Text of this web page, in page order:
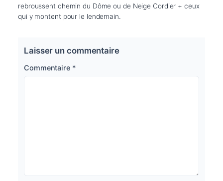
rebroussent chemin du Dôme ou de Neige Cordier + ceux
qui y montent pour le lendemain.
Laisser un commentaire
Commentaire *